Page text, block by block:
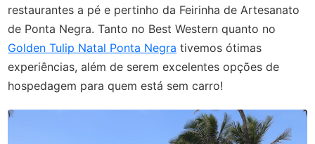
restaurantes a pé e pertinho da Feirinha de Artesanato
de Ponta Negra. Tanto no Best Western quanto no
Golden Tulip Natal Ponta Negra tivemos ótimas
experiências, além de serem excelentes opções de
hospedagem para quem está sem carro!